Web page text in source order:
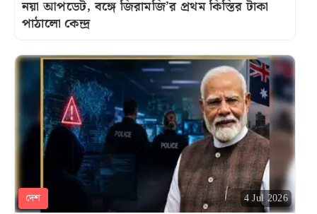
নয়া আপডেট, বঙ্গে জিরামজি’র প্রথম কিস্তির টাকা
পাঠালো কেন্দ্র
দেশ 4 Jul 2026